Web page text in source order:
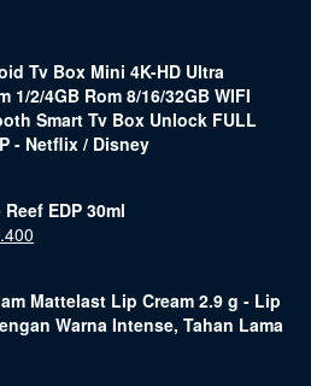
Tv Box Mini 4K-HD Ultra
1/2/4GB Rom 8/16/32GB WIFI
Smart Tv Box Unlock FULL
- Netflix / Disney
EDP 30ml
Mattelast Lip Cream 2.9 g - Lip
Warna Intense, Tahan Lama